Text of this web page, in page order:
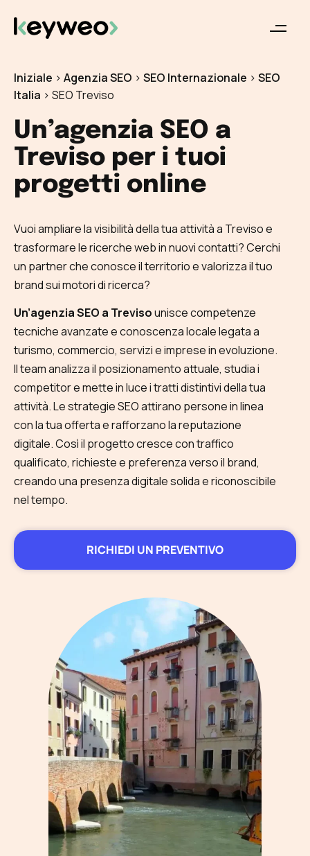
Iniziale > Agenzia SEO > SEO Internazionale > SEO
Italia > SEO Treviso
Un’agenzia SEO a
Treviso per i tuoi
progetti online
Vuoi ampliare la visibilità della tua attività a Treviso e
trasformare le ricerche web in nuovi contatti? Cerchi
un partner che conosce il territorio e valorizza il tuo
brand sui motori di ricerca?
Un’agenzia SEO a Trevisounisce competenze
tecniche avanzate e conoscenza locale legata a
turismo, commercio, servizi e imprese in evoluzione.
Il team analizza il posizionamento attuale, studia i
competitor e mette in luce i tratti distintivi della tua
attività. Le strategie SEO attirano persone in linea
con la tua offerta e rafforzano la reputazione
digitale. Così il progetto cresce con traffico
qualificato, richieste e preferenza verso il brand,
creando una presenza digitale solida e riconoscibile
nel tempo.
RICHIEDI UN PREVENTIVO